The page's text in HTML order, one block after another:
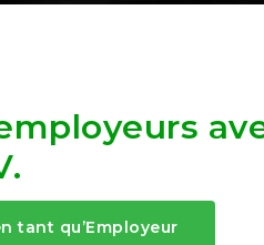
tant qu’Employeur